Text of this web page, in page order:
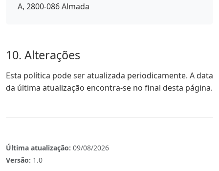
A, 2800-086 Almada
10. Alterações
Esta política pode ser atualizada periodicamente. A data
da última atualização encontra-se no final desta página.
Última atualização: 09/08/2026
Versão: 1.0